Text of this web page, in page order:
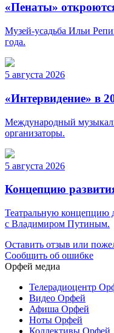
«Пенаты»
Музей-усадьба Ильи
года.
5 августа 2026
«Интервидение» в
Международный
организаторы.
5 августа 2026
Концепцию
Театральную концепцию
с Владимиром Путиным.
Оставить отзыв или
Сообщить об ошибке
Орфей медиа
Телерадиоцентр
Видео Орфей
Афиша Орфей
Ноты Орфей
Коллективы Орфей